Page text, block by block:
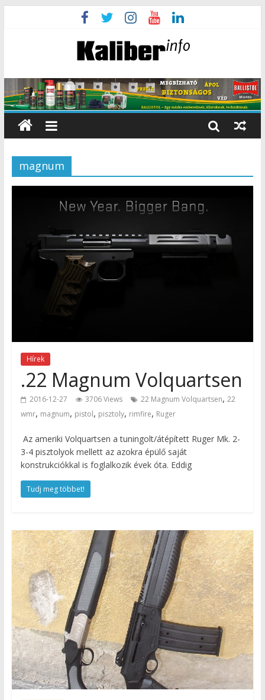
magnum
Hírek
.22 Magnum Volquartsen
2016-12-27 3706 Views 22 Magnum Volquartsen, 22
wmr, magnum, pistol, pisztoly, rimfire, Ruger
Az ameriki Volquartsen a tuningolt/átépített Ruger Mk. 2-
3-4 pisztolyok mellett az azokra épülő saját
konstrukciókkal is foglalkozik évek óta. Eddig
Tudj meg többet!